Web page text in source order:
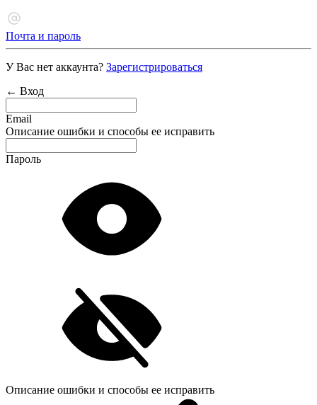
Почта и пароль
У Вас нет аккаунта? Зарегистрироваться
← Вход
Email
Описание ошибки и способы ее исправить
Пароль
Описание ошибки и способы ее исправить